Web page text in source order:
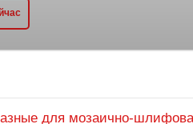
для мозаично-